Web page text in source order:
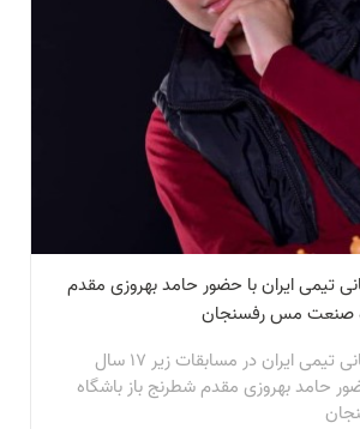
تیمی ایران با حضور حامد بهروزی مقدم
صنعت مس رفسنجان
کسب مقام قهرمانی تیمی ایران در مسابقات زیر ۱۷ سال
حامد بهروزی مقدم شطرنج باز باشگاه